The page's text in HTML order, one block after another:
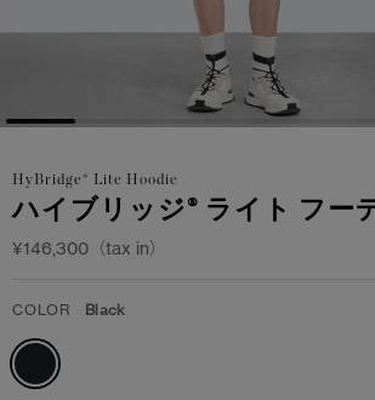
アクセサリー
フットウェア
コレクション
アクセサリー
フットウェア
コレクション
HyBridge® Lite Hoodie
ハイブリッジ® ライト フー
¥146,300（tax in）
COLOR Black